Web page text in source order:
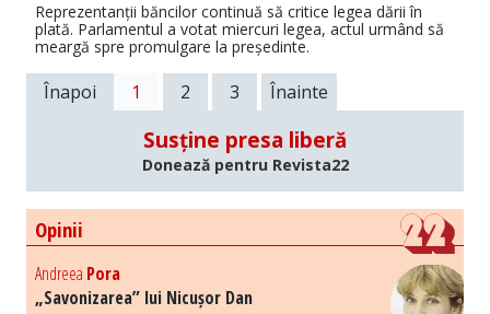
Reprezentanții băncilor continuă să critice legea dării în
plată. Parlamentul a votat miercuri legea, actul urmând să
meargă spre promulgare la președinte.
Înapoi 1 2 3 Înainte
Susține presa liberă
Donează pentru Revista22
Opinii
Andreea Pora
„Savonizarea” lui Nicușor Dan